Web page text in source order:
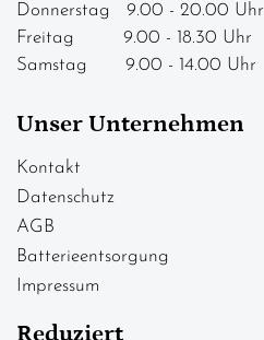
Donnerstag 9.00 - 20.00 Uhr
Freitag 9.00 - 18.30 Uhr
Samstag 9.00 - 14.00 Uhr
Unser Unternehmen
Kontakt
Datenschutz
AGB
Batterieentsorgung
Impressum
Reduziert